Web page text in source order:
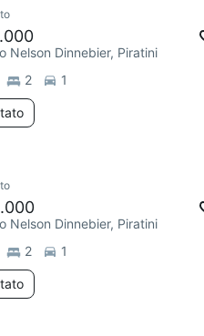
Nelson Dinnebier, Piratini
2 1
Nelson Dinnebier, Piratini
2 1